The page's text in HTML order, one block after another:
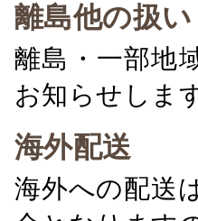
離島他の扱い
離島・一部地
お知らせしま
海外配送
海外への配送